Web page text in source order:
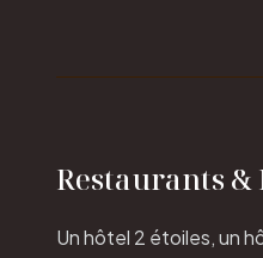
Restaurants &
Un hôtel 2 étoiles, un